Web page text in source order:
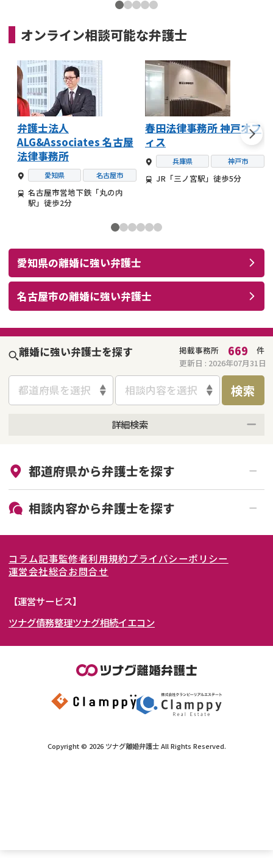
オンライン相談可能な弁護士
弁護士法人
ALG&Associates 名古屋
法律事務所
愛知県 名古屋市
名古屋市営地下鉄「丸の内
駅」徒歩2分
春田法律事務所 神戸オフ
ィス
兵庫県 神戸市
JR「三ノ宮駅」徒歩5分
愛知県の離婚に強い弁護士
名古屋市の離婚に強い弁護士
離婚に強い弁護士を探す 掲載事務所 669
件
更新日 : 2026年07月31日
都道府県を選択 相談内容を選択 検索
詳細検索
初回相談無料
土日祝の相談可能
都道府県から弁護士を探す
北海道・東北
北海道 青森県
岩手県 宮城県
秋田県
福島県
関東
東京都 神奈川県
埼玉県
茨城県 群馬県
東海
愛知県
岐阜県 山梨県
関西
大阪府 京都府
奈良県
和歌山県
北陸・甲信越
石川県
富山県
岡山県
九州・沖縄
相談内容から弁護士を探す
離婚裁判
親権・面会交流権
不貞・不倫慰謝料請求
養育費問題
財産分与
コラム記事監修者利用規約プライバシーポリシー
運営会社総合お問合せ
【運営サービス】
ツナグ債務整理ツナグ相続イエコン
Copyright © 2026 ツナグ離婚弁護士All Rights Reserved.